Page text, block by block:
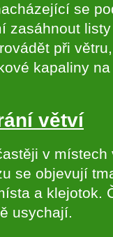
se
zasáhnout
při
kapaliny
větví
v místech
se objevují
a klejotok.
usychají.